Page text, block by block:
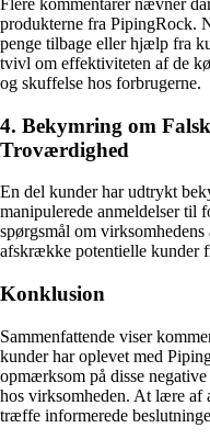
Flere kommentarer nævner
produkterne fra PipingRock.
penge tilbage eller hjælp fra
tvivl om effektiviteten af de
og skuffelse hos forbrugerne.
4. Bekymring om
Troværdighed
En del kunder har udtrykt
manipulerede anmeldelser til
spørgsmål om
afskrække potentielle kunder
Konklusion
Sammenfattende viser
kunder har oplevet med
opmærksom på disse
hos virksomheden. At lære af
træffe informerede